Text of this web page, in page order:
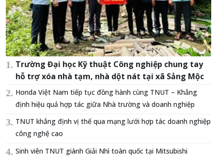
Trường Đại học Kỹ thuật Công nghiệp chung tay
hỗ trợ xóa nhà tạm, nhà dột nát tại xã Sảng Mộc
Honda Việt Nam tiếp tục đồng hành cùng TNUT – Khẳng
định hiệu quả hợp tác giữa Nhà trường và doanh nghiệp
TNUT khẳng định vị thế qua mạng lưới hợp tác doanh nghiệp
công nghệ cao
Sinh viên TNUT giành Giải Nhì toàn quốc tại Mitsubishi